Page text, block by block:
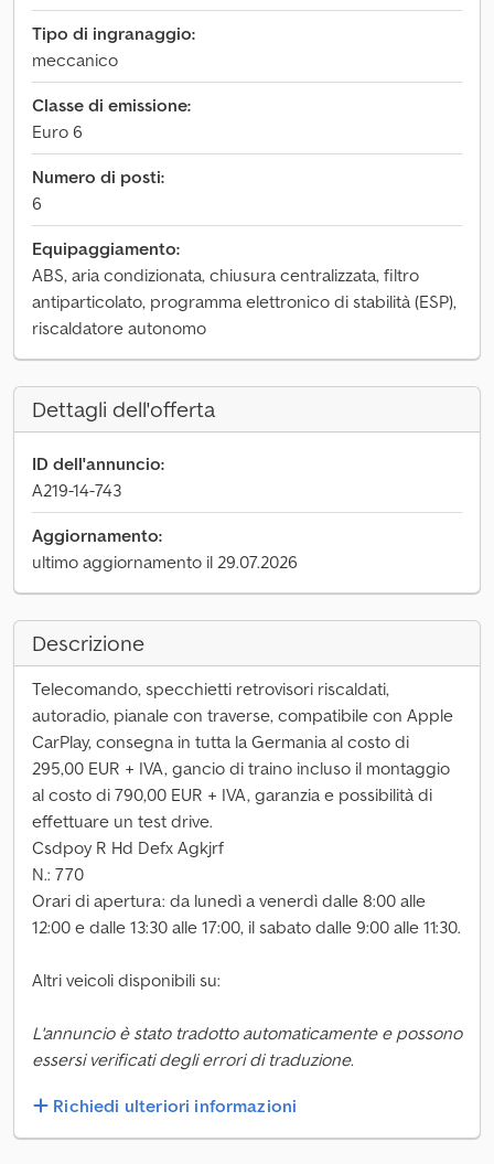
Tipo di ingranaggio:
meccanico
Classe di emissione:
Euro 6
Numero di posti:
6
Equipaggiamento:
ABS, aria condizionata, chiusura centralizzata, filtro
antiparticolato, programma elettronico di stabilità (ESP),
riscaldatore autonomo
Dettagli dell'offerta
ID dell'annuncio:
A219-14-743
Aggiornamento:
ultimo aggiornamento il 29.07.2026
Descrizione
Telecomando, specchietti retrovisori riscaldati,
autoradio, pianale con traverse, compatibile con Apple
CarPlay, consegna in tutta la Germania al costo di
295,00 EUR + IVA, gancio di traino incluso il montaggio
al costo di 790,00 EUR + IVA, garanzia e possibilità di
effettuare un test drive.
Csdpoy R Hd Defx Agkjrf
N.: 770
Orari di apertura: da lunedì a venerdì dalle 8:00 alle
12:00 e dalle 13:30 alle 17:00, il sabato dalle 9:00 alle 11:30.
Altri veicoli disponibili su:
L'annuncio è stato tradotto automaticamente e possono
essersi verificati degli errori di traduzione.
Richiedi ulteriori informazioni